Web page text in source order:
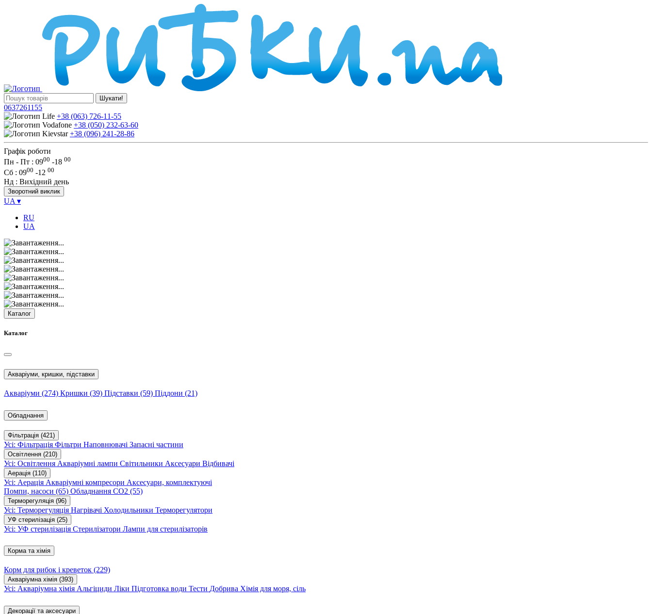
Шукати!
0637261155
+38 (063) 726-11-55
+38 (050) 232-63-60
+38 (096) 241-28-86
Графік роботи
Пн - Пт : 0900 -18 00
Сб : 0900 -12 00
Нд : Вихідний день
Зворотний виклик
UA ▾
RU
UA
Каталог
Каталог
Акваріуми, кришки, підставки
Акваріуми (274) Кришки (39) Підставки (59) Піддони (21)
Обладнання
Фільтрація (421)
Усі: Фільтрація Фільтри Наповнювачі Запасні частини
Освітлення (210)
Усі: Освітлення Акваріумні лампи Світильники Аксесуари Відбивачі
Аерація (110)
Усі: Аерація Акваріумні компресори Аксесуари, комплектуючі
Помпи, насоси (65) Обладнання CO2 (55)
Терморегуляція (96)
Усі: Терморегуляція Нагрівачі Холодильники Терморегулятори
УФ стерилізація (25)
Усі: УФ стерилізація Стерилізатори Лампи для стерилізаторів
Корма та хімія
Корм для рибок і креветок (229)
Акваріумна хімія (393)
Усі: Акваріумна хімія Альгіциди Ліки Підготовка води Тести Добрива Хімія для моря, сіль
Декорації та аксесуари